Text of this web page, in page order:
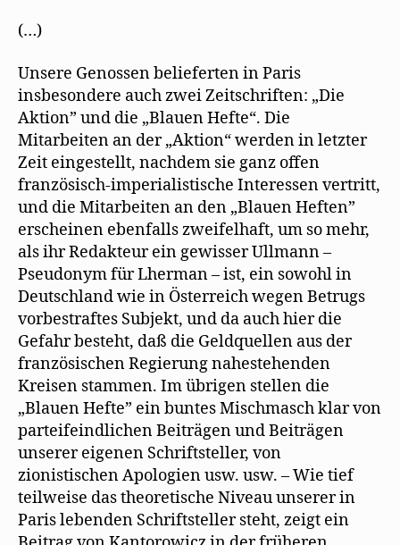
(…)
Unsere Genossen belieferten in Paris
insbesondere auch zwei Zeitschriften: „Die
Aktion” und die „Blauen Hefte“. Die
Mitarbeiten an der „Aktion“ werden in letzter
Zeit eingestellt, nachdem sie ganz offen
französisch-imperialistische Interessen vertritt,
und die Mitarbeiten an den „Blauen Heften”
erscheinen ebenfalls zweifelhaft, um so mehr,
als ihr Redakteur ein gewisser Ullmann –
Pseudonym für Lherman – ist, ein sowohl in
Deutschland wie in Österreich wegen Betrugs
vorbestraftes Subjekt, und da auch hier die
Gefahr besteht, daß die Geldquellen aus der
französischen Regierung nahestehenden
Kreisen stammen. Im übrigen stellen die
„Blauen Hefte” ein buntes Mischmasch klar von
parteifeindlichen Beiträgen und Beiträgen
unserer eigenen Schriftsteller, von
zionistischen Apologien usw. usw. – Wie tief
teilweise das theoretische Niveau unserer in
Paris lebenden Schriftsteller steht, zeigt ein